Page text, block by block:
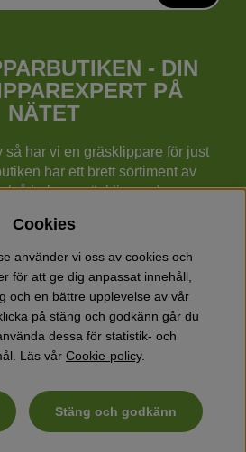
- DIN
PÅ
NÄTET
så har vi en gräsklippare för just
har ett brett sortiment av
(gå bakom gräsklippare),
traktorer mm från Husqvarna,
och Gardena.
också ett brett sortiment hos
skog & trädgårdsprodukter så
motorsågar, häcksaxar,
vertikalskärare, elverk,
oljor, barnleksaker mm.
Cookies
använder vi oss av cookies och
för att ge dig anpassat innehåll,
och en bättre upplevelse av vår
på stäng och godkänn går du
dessa för statistik- och
Läs vår Cookie-policy.
Stäng och godkänn